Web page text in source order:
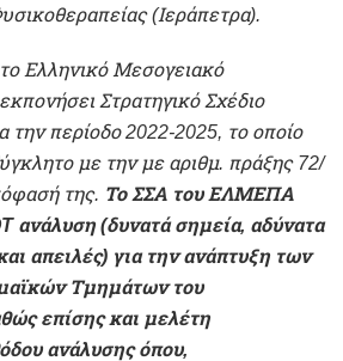
(Ιεράπετρα).
Ελληνικό Μεσογειακό
Στρατηγικό Σχέδιο
την περίοδο 2022-2025, το οποίο
με την με αριθμ. πράξης 72/
της. Το ΣΣΑ του ΕΛΜΕΠΑ
ανάλυση (δυνατά σημεία, αδύνατα
απειλές) για την ανάπτυξη των
Τμημάτων του
επίσης και μελέτη
ανάλυσης όπου,